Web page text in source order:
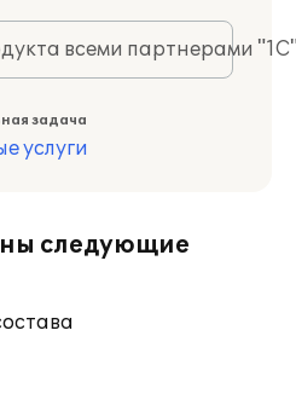
всеми партнерами
задача
услуги
следующие